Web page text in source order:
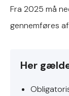
Fra 2025 må
gennemføres
Her